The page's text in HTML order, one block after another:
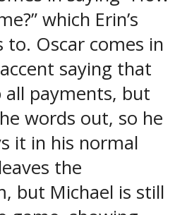
which Erin’s
to. Oscar comes in
saying that
payments, but
words out, so he
it in his normal
the
but Michael is still